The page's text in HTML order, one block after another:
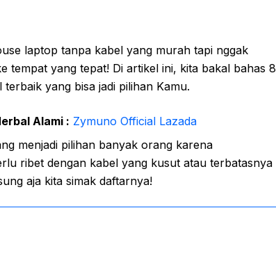
laptop tanpa kabel yang murah tapi nggak
tempat yang tepat! Di artikel ini, kita bakal bahas 8
yang bisa jadi pilihan Kamu.
Alami : Zymuno Official Lazada
menjadi pilihan banyak orang karena
ribet dengan kabel yang kusut atau terbatasnya
aja kita simak daftarnya!